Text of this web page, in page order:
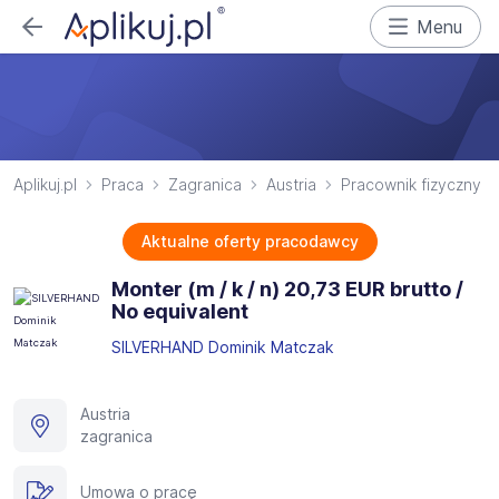
Menu
Aplikuj.pl Praca Zagranica Austria Pracownik fizyczny
Aktualne oferty pracodawcy
Monter (m / k / n) 20,73 EUR brutto /
No equivalent
SILVERHAND Dominik Matczak
Austria
zagranica
Umowa o pracę